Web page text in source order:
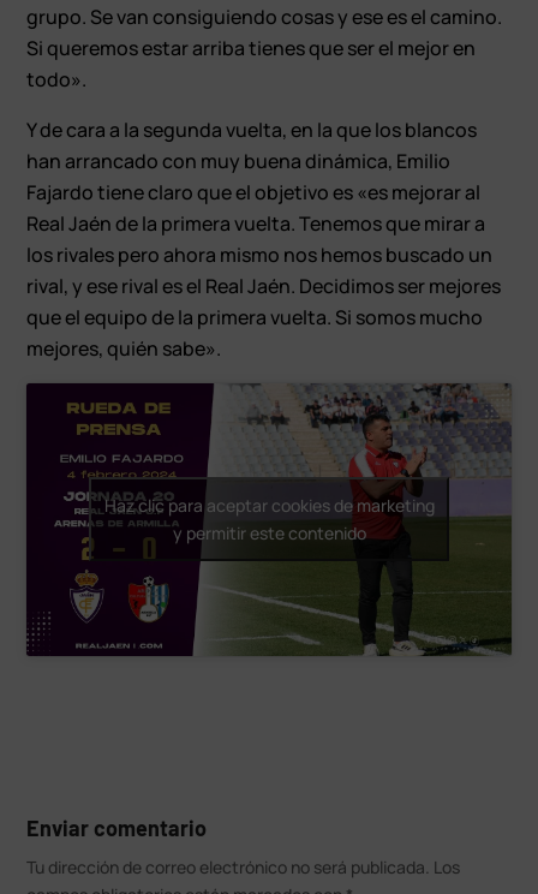
grupo. Se van consiguiendo cosas y ese es el camino.
Si queremos estar arriba tienes que ser el mejor en
todo».
Y de cara a la segunda vuelta, en la que los blancos
han arrancado con muy buena dinámica, Emilio
Fajardo tiene claro que el objetivo es «es mejorar al
Real Jaén de la primera vuelta. Tenemos que mirar a
los rivales pero ahora mismo nos hemos buscado un
rival, y ese rival es el Real Jaén. Decidimos ser mejores
que el equipo de la primera vuelta. Si somos mucho
mejores, quién sabe».
Haz clic para aceptar cookies de marketing
y permitir este contenido
Enviar comentario
Tu dirección de correo electrónico no será publicada. Los